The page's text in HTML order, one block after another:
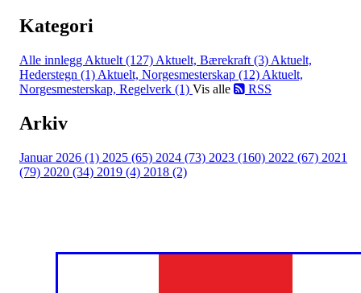
Kategori
Alle innlegg Aktuelt (127) Aktuelt, Bærekraft (3) Aktuelt,
Hederstegn (1) Aktuelt, Norgesmesterskap (12) Aktuelt,
Norgesmesterskap, Regelverk (1) Vis alle RSS
Arkiv
Januar 2026 (1) 2025 (65) 2024 (73) 2023 (160) 2022 (67) 2021
(79) 2020 (34) 2019 (4) 2018 (2)